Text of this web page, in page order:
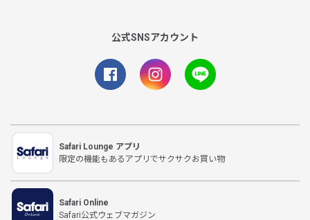
公式SNSアカウント
Safari Lounge アプリ
限定の機能もあるアプリでサクサクお買い物
Safari Online
Safari公式ウェブマガジン